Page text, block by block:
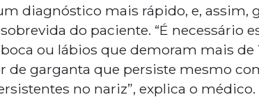
diagnóstico mais rápido, e, assim,
do paciente. “É necessário
ou lábios que demoram mais de
de garganta que persiste mesmo
no nariz”, explica o médico.